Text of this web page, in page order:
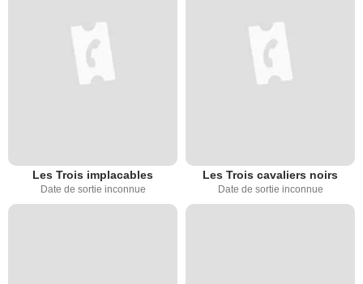
Les Trois implacables
Date de sortie inconnue
Les Trois cavaliers noirs
Date de sortie inconnue